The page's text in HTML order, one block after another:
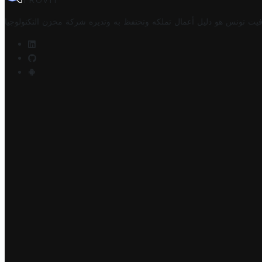
تونس هو دليل أعمال تملكه وتحتفظ به وتديره شركة مخزن التكنولوجيا